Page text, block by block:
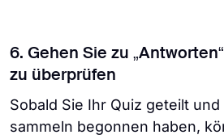
6. Gehen Sie zu
zu überprüfen
Sobald Sie Ihr Quiz geteilt
sammeln begonnen haben,